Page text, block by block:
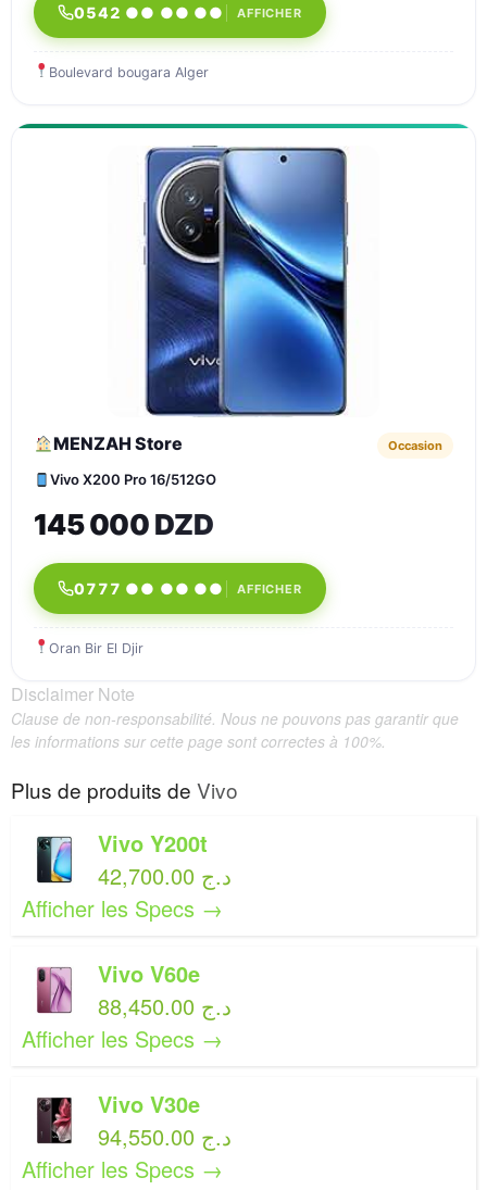
0542 ●● ●● ●● AFFICHER
Boulevard bougara Alger
MENZAH Store Occasion
Vivo X200 Pro 16/512GO
145 000 DZD
0777 ●● ●● ●● AFFICHER
Oran Bir El Djir
Disclaimer Note
Clause de non-responsabilité. Nous ne pouvons pas garantir que
les informations sur cette page sont correctes à 100%.
Plus de produits de Vivo
Vivo Y200t
42,700.00 د.ج
Afficher les Specs →
Vivo V60e
88,450.00 د.ج
Afficher les Specs →
Vivo V30e
94,550.00 د.ج
Afficher les Specs →